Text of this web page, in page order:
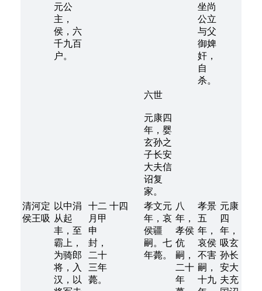
元公
主，
侯，六
千九百
户。
坐尚
公立
与父
御婢
奸，
自
杀。
六世
元康四
年，婴
玄孙之
子长安
大夫信
诏复
家。
清河定
侯王吸
以中涓
从起
丰，至
霸上，
为骑郎
将，入
汉，以
十二
月甲
申
封，
二十
三年
薨。
十四
孝文元
年，哀
侯疆
嗣。七
年薨。
八
年，
孝侯
伉
嗣，
二十
年
孝景
五
年，
哀侯
不害
嗣，
十九
元康
四
年，
吸玄
孙长
安大
夫充